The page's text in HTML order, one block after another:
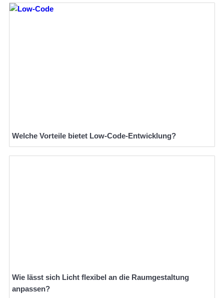
Welche Vorteile bietet Low-Code-Entwicklung?
Wie lässt sich Licht flexibel an die Raumgestaltung
anpassen?